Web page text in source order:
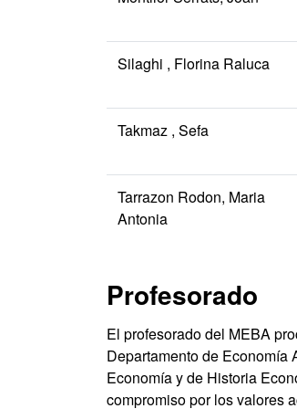
Silaghi , Florina Raluca
Takmaz , Sefa
Tarrazon Rodon, Maria
Antonia
Profesorado
El profesorado del MEBA
Departamento de Economía
Economía y de Historia
compromiso por los valores